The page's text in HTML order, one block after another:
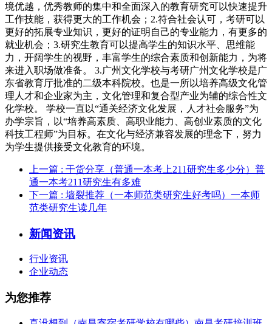
境优越，优秀教师的集中和全面深入的教育研究可以快速提升
工作技能，获得更大的工作机会；2.符合社会认可，考研可以
更好的拓展专业知识，更好的证明自己的专业能力，有更多的
就业机会；3.研究生教育可以提高学生的知识水平、思维能
力，开阔学生的视野，丰富学生的综合素质和创新能力，为将
来进入职场做准备。 3.广州文化学校与考研广州文化学校是广
东省教育厅批准的二级本科院校。也是一所以培养高级文化管
理人才和企业家为主，文化管理和复合型产业为辅的综合性文
化学校。 学校一直以“通关经济文化发展，人才社会服务”为
办学宗旨，以“培养高素质、高职业能力、高创业素质的文化
科技工程师”为目标。在文化与经济兼容发展的理念下，努力
为学生提供接受文化教育的环境。
上一篇 : 干货分享（普通一本考上211研究生多少分）普
通一本考211研究生有多难
下一篇 : 墙裂推荐（一本师范类研究生好考吗）一本师
范类研究生读几年
新闻资讯
行业资讯
企业动态
为您推荐